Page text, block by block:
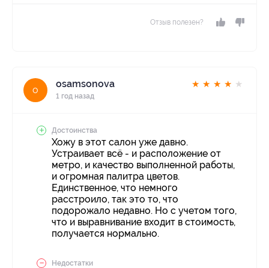
Отзыв полезен?
o
osamsonova
1 год назад
★ ★ ★ ★ ★
Достоинства
Хожу в этот салон уже давно.
Устраивает всё - и расположение от
метро, и качество выполненной работы,
и огромная палитра цветов.
Единственное, что немного
расстроило, так это то, что
подорожало недавно. Но с учетом того,
что и выравнивание входит в стоимость,
получается нормально.
Недостатки